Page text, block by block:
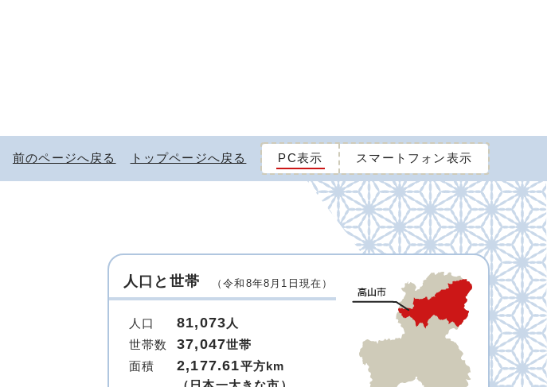
前のページへ戻る トップページへ戻る PC表示 スマートフォン表示
人口と世帯 （令和8年8月1日現在）
人口 81,073 人
世帯数
37,047世帯
面積
2,177.61平方km